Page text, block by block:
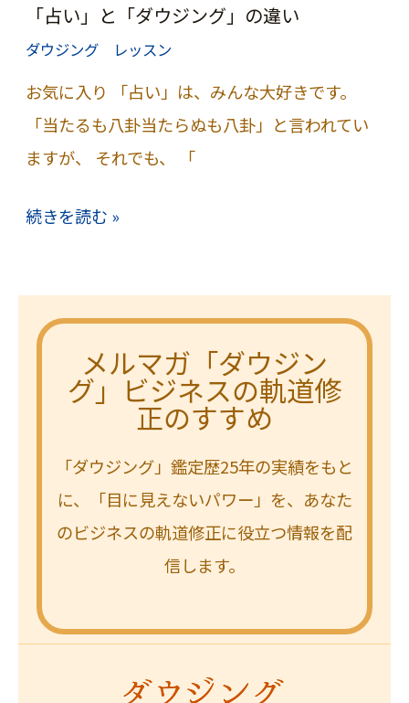
で
吸
収
さ
れ
「占い」と「ダウジング」の違い
ダウジング レッスン
お気に入り 「占い」は、みんな大好きです。
「当たるも八卦当たらぬも八卦」と言われてい
ますが、 それでも、 「
「占
「ダ
ウ
続きを読む »
メルマガ「ダウジン
グ」ビジネスの軌道修
正のすすめ
「ダウジング」鑑定歴25年の実績をもと
に、「目に見えないパワー」を、あなた
のビジネスの軌道修正に役立つ情報を配
信します。